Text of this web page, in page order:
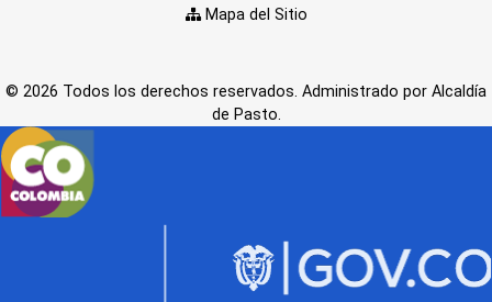
Mapa del Sitio
© 2026 Todos los derechos reservados. Administrado por Alcaldía
de Pasto.